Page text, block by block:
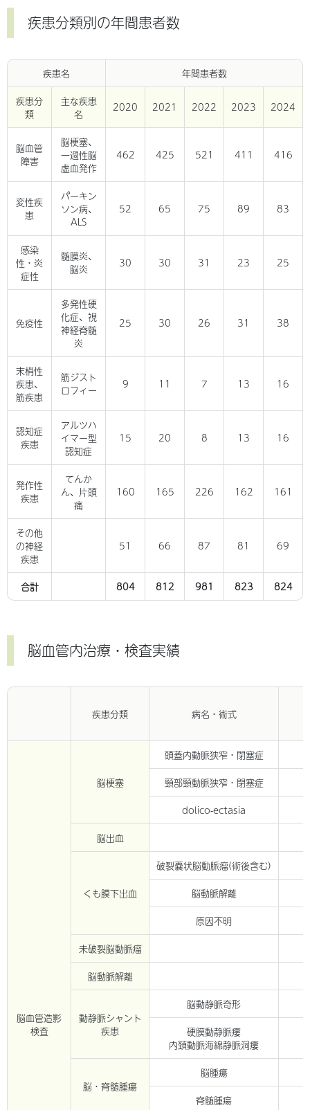
疾患分類別の年間患者数
疾患名
年間患者数
疾患分
類
主な疾患
名
2020 2021 2022 2023 2024
脳血管
障害
脳梗塞、
一過性脳
虚血発作
462 425 521 411 416
変性疾
患
パーキン
ソン病、
ALS
52 65 75 89 83
感染
性・炎
症性
髄膜炎、
脳炎
30 30 31 23 25
免疫性
多発性硬
化症、視
神経脊髄
炎
25 30 26 31 38
末梢性
疾患、
筋疾患
筋ジスト
ロフィー
9 11 7 13 16
認知症
疾患
アルツハ
イマー型
認知症
15 20 8 13 16
発作性
疾患
てんか
ん、片頭
痛
160 165 226 162 161
その他
の神経
疾患
51 66 87 81 69
合計 804 812 981 823 824
脳血管内治療・検査実績
疾患分類 病名・術式
脳血管造影
検査
脳梗塞
頭蓋内動脈狭窄・閉塞症
頸部頸動脈狭窄・閉塞症
dolico-ectasia
脳出血
くも膜下出血
破裂嚢状脳動脈瘤(術後含む)
脳動脈解離
原因不明
未破裂脳動脈瘤
脳動脈解離
動静脈シャント
疾患
脳動静脈奇形
硬膜動静脈瘻
内頚動脈海綿静脈洞瘻
脳・脊髄腫瘍
脳腫瘍
脊髄腫瘍